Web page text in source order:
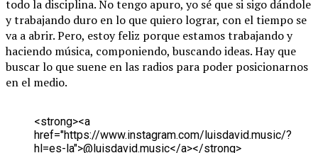
todo la disciplina. No tengo apuro, yo sé que si sigo dándole
y trabajando duro en lo que quiero lograr, con el tiempo se
va a abrir. Pero, estoy feliz porque estamos trabajando y
haciendo música, componiendo, buscando ideas. Hay que
buscar lo que suene en las radios para poder posicionarnos
en el medio.
<strong><a
href="https://www.instagram.com/luisdavid.music/?
hl=es-la">@luisdavid.music</a></strong>